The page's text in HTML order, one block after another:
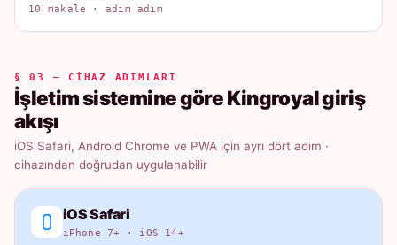
10 makale · adım adım
§ 03 — CIHAZ ADIMLARI
İşletim sistemine göre Kingroyal giriş
akışı
iOS Safari, Android Chrome ve PWA için ayrı dört adım ·
cihazından doğrudan uygulanabilir
iOS Safari
iPhone 7+ · iOS 14+